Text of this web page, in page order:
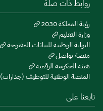
روابط ذات صلة
رؤية المملكة 2030
وزارة التعليم
البوابة الوطنية للبيانات المفتوحة
منصة تواصل
هيئة الحكومة الرقمية
المنصة الوطنية للتوظيف (جدارات)
تابعنا على